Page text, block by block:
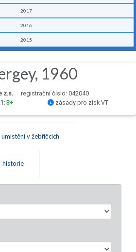
2017
2016
2015
1960
z.s.
registrační číslo: 042040
3+ zásady pro zisk VT
umístění v žebříčcích
historie